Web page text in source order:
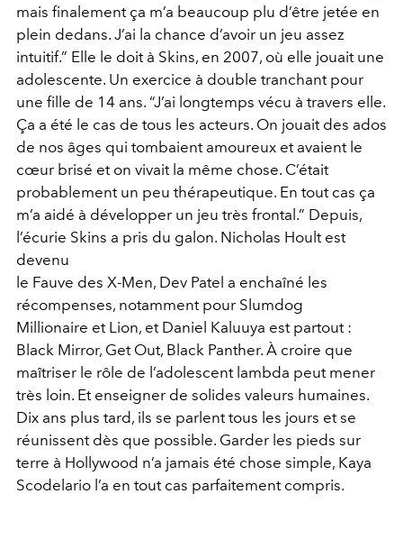
mais finalement ça m’a beaucoup plu d’être jetée en
plein dedans. J’ai la chance d’avoir un jeu assez
intuitif.” Elle le doit à Skins, en 2007, où elle jouait une
adolescente. Un exercice à double tranchant pour
une fille de 14 ans. “J’ai longtemps vécu à travers elle.
Ça a été le cas de tous les acteurs. On jouait des ados
de nos âges qui tombaient amoureux et avaient le
cœur brisé et on vivait la même chose. C’était
probablement un peu thérapeutique. En tout cas ça
m’a aidé à développer un jeu très frontal.” Depuis,
l’écurie Skins a pris du galon. Nicholas Hoult est
devenu
le Fauve des X-Men, Dev Patel a enchaîné les
récompenses, notamment pour Slumdog
Millionaire et Lion, et Daniel Kaluuya est partout :
Black Mirror, Get Out, Black Panther. À croire que
maîtriser le rôle de l’adolescent lambda peut mener
très loin. Et enseigner de solides valeurs humaines.
Dix ans plus tard, ils se parlent tous les jours et se
réunissent dès que possible. Garder les pieds sur
terre à Hollywood n’a jamais été chose simple, Kaya
Scodelario l’a en tout cas parfaitement compris.